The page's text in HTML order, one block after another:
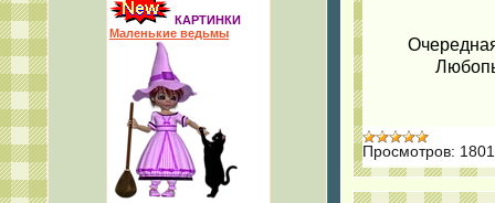
Просмотров: 1801